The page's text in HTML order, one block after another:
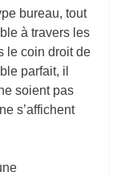
bureau, tout
à travers les
le coin droit de
parfait, il
soient pas
s’affichent